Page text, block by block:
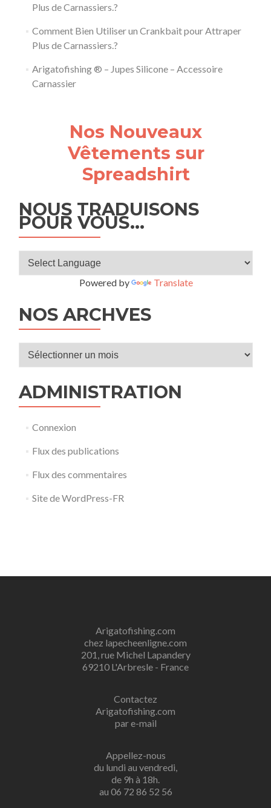
Plus de Carnassiers.?
Comment Bien Utiliser un Crankbait pour Attraper
Plus de Carnassiers.?
Arigatofishing ® – Jupes Silicone – Accessoire
Carnassier
Nos Nouveaux
Vêtements sur
Spreadshirt
NOUS TRADUISONS
POUR VOUS…
Powered by Translate
NOS ARCHVES
Nos
ADMINISTRATION
Connexion
Flux des publications
Flux des commentaires
Site de WordPress-FR
Arigatofishing.com
chez lapecheenligne.com
201, rue Michel Lapandery
69210 L'Arbresle - France
Contactez
Arigatofishing.com
par e-mail
Appellez-nous
du lundi au vendredi,
de 9h à 18h.
au 06 72 86 52 56